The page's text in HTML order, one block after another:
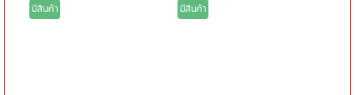
มีสินค้า
มีสินค้า